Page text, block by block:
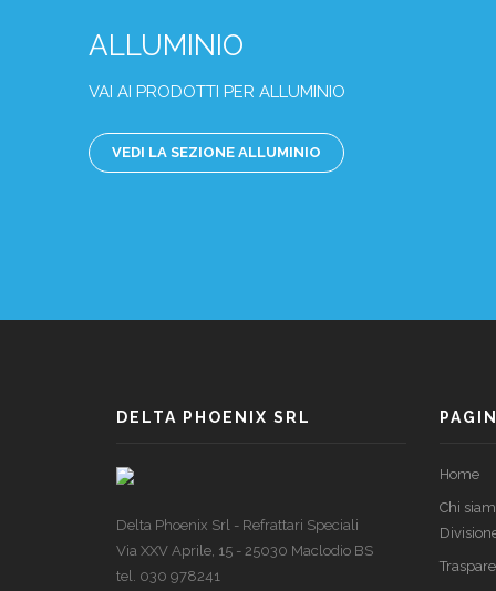
ALLUMINIO
VAI AI PRODOTTI PER ALLUMINIO
VEDI LA SEZIONE ALLUMINIO
DELTA PHOENIX SRL
Delta Phoenix Srl - Refrattari Speciali
Via XXV Aprile, 15 - 25030 Maclodio BS
tel. 030 978241
Home
Chi